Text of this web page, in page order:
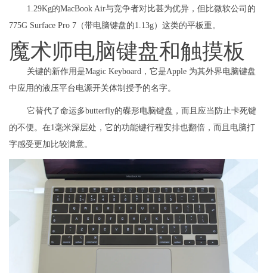
1.29Kg的MacBook Air与竞争者对比甚为优异，但比微软公司的
775G Surface Pro 7（带电脑键盘的1.13g）这类的平板重。
魔术师电脑键盘和触摸板
关键的新作用是Magic Keyboard，它是Apple 为其外界电脑键盘
中应用的液压平台电源开关体制授予的名字。
它替代了命运多butterfly的碟形电脑键盘，而且应当防止卡死键
的不便。在1毫米深层处，它的功能键行程安排也翻倍，而且电脑打
字感受更加比较满意。